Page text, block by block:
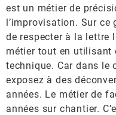
est un métier de
l’improvisation. Sur ce
de respecter à la lettre
métier tout en utilisant
technique. Car dans le
exposez à des
années. Le métier de
années sur chantier.